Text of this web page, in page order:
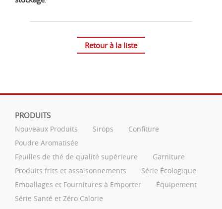
Retour à la liste
PRODUITS
Nouveaux Produits Sirops
Confiture
Poudre Aromatisée
Feuilles de thé de qualité supérieure
Garniture
Produits frits et assaisonnements
Série Écologique
Emballages et Fournitures à Emporter
Équipement
Série Santé et Zéro Calorie